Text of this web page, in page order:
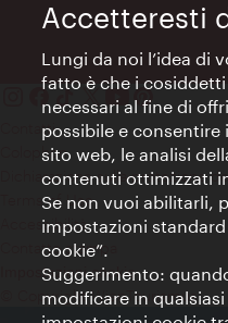
Contatti
Colophon
Dichiarazione sulla protezione
Terms of Use
Accessibilità
Contatto stampa
Impostazioni cookie
© Copyright WienTourismus
Accetteresti
Lungi da noi l’idea di
fatto è che i cosiddetti
necessari al fine di
possibile e
sito web, le analisi
contenuti ottimizzati
Se non vuoi abilitarli,
impostazioni
cookie”.
Suggerimento:
modificare in